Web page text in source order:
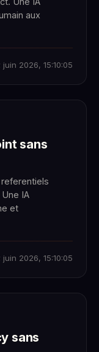
aux
juin 2026, 15:10:05
sans
IA
et
juin 2026, 15:10:05
sans